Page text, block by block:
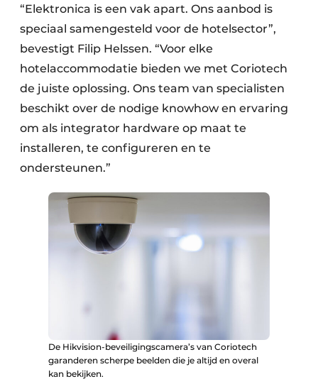
“Elektronica is een vak apart. Ons aanbod is
speciaal samengesteld voor de hotelsector”,
bevestigt Filip Helssen. “Voor elke
hotelaccommodatie bieden we met Coriotech
de juiste oplossing. Ons team van specialisten
beschikt over de nodige knowhow en ervaring
om als integrator hardware op maat te
installeren, te configureren en te
ondersteunen.”
De Hikvision-beveiligingscamera’s van Coriotech
garanderen scherpe beelden die je altijd en overal
kan bekijken.